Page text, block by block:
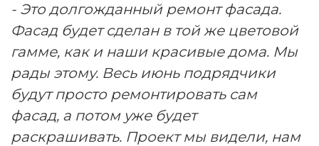
- Это долгожданный ремонт фасада.
Фасад будет сделан в той же цветовой
гамме, как и наши красивые дома. Мы
рады этому. Весь июнь подрядчики
будут просто ремонтировать сам
фасад, а потом уже будет
раскрашивать. Проект мы видели, нам